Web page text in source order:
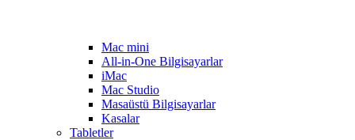
Mac mini
All-in-One Bilgisayarlar
iMac
Mac Studio
Masaüstü Bilgisayarlar
Kasalar
Tabletler